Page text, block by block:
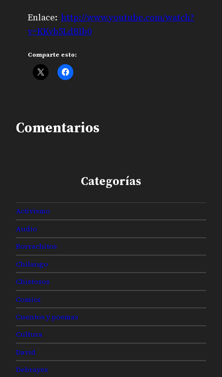
Enlace: http://www.youtube.com/watch?
v=KKvb5LdBIb0
Comparte esto:
Comentarios
Categorías
Activismo
Audio
Borrachitos
Chilango
Chistosos
Comics
Cuentos y poemas
Cultura
David
Debrayes